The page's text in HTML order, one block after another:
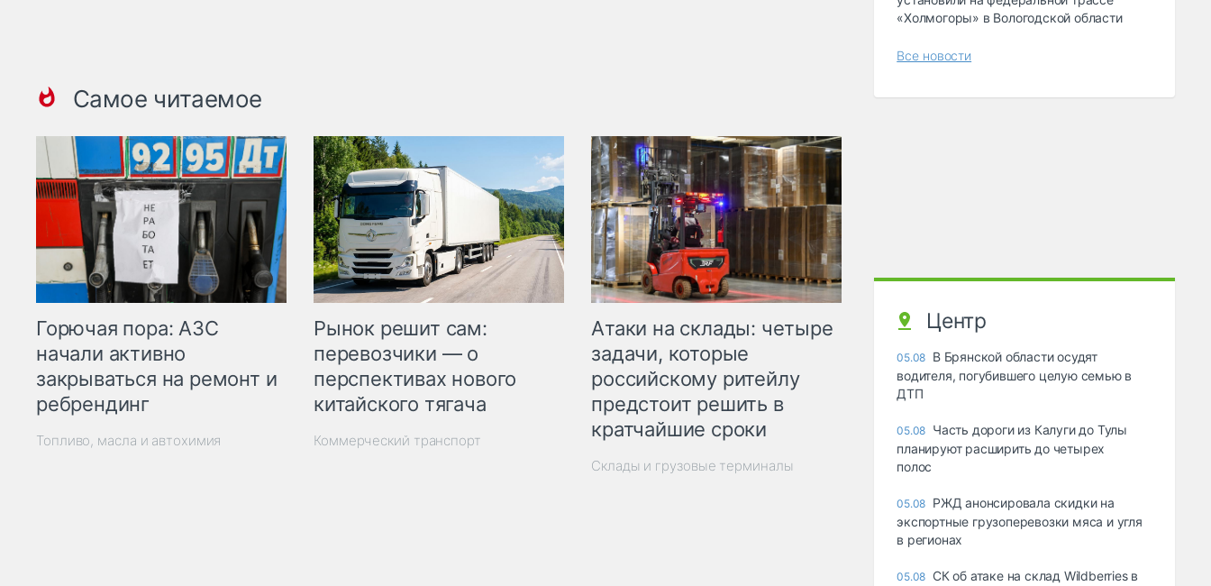
Самое читаемое
Горючая пора: АЗС
начали активно
закрываться на ремонт и
ребрендинг
Топливо, масла и автохимия
Рынок решит сам:
перевозчики — о
перспективах нового
китайского тягача
Коммерческий транспорт
Атаки на склады: четыре
задачи, которые
российскому ритейлу
предстоит решить в
кратчайшие сроки
Склады и грузовые терминалы
«Холмогоры» в Вологодской области
Все новости
Центр
05.08 В Брянской области осудят
водителя, погубившего целую семью в
ДТП
05.08 Часть дороги из Калуги до Тулы
планируют расширить до четырех
полос
05.08 РЖД анонсировала скидки на
экспортные грузоперевозки мяса и угля
в регионах
05.08 СК об атаке на склад Wildberries в